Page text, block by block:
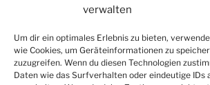
verwalten
Um dir ein optimales Erlebnis zu bieten,
wie Cookies, um Geräteinformationen zu
zuzugreifen. Wenn du diesen Technologien
Daten wie das Surfverhalten oder eindeutige IDs